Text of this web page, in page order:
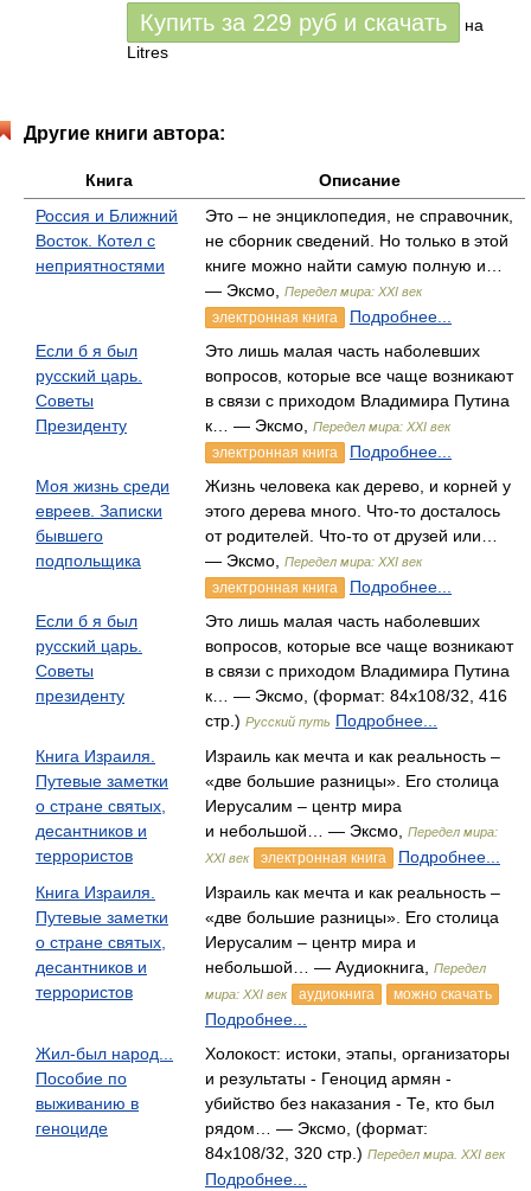
Купить за 229 руб и скачать
на
Litres
Другие книги автора:
Книга
Описание
Россия и Ближний
Восток. Котел с
неприятностями
Это – не энциклопедия, не справочник,
не сборник сведений. Но только в этой
книге можно найти самую полную и…
— Эксмо,
Передел мира: XXI век
электронная книга
Подробнее...
Если б я был
русский царь.
Советы
Президенту
Это лишь малая часть наболевших
вопросов, которые все чаще возникают
в связи с приходом Владимира Путина
к… — Эксмо,
Передел мира: XXI век
электронная книга
Подробнее...
Моя жизнь среди
евреев. Записки
бывшего
подпольщика
Жизнь человека как дерево, и корней у
этого дерева много. Что-то досталось
от родителей. Что-то от друзей или…
— Эксмо,
Передел мира: XXI век
электронная книга
Подробнее...
Если б я был
русский царь.
Советы
президенту
Это лишь малая часть наболевших
вопросов, которые все чаще возникают
в связи с приходом Владимира Путина
к… — Эксмо, (формат: 84x108/32, 416
стр.) Русский путь Подробнее...
Книга Израиля.
Путевые заметки
о стране святых,
десантников и
террористов
Израиль как мечта и как реальность –
«две большие разницы». Его столица
Иерусалим – центр мира
и небольшой… — Эксмо,
Передел мира:
XXI век
электронная книга
Подробнее...
Книга Израиля.
Путевые заметки
о стране святых,
десантников и
террористов
Израиль как мечта и как реальность –
«две большие разницы». Его столица
Иерусалим – центр мира и
небольшой… — Аудиокнига,
Передел
мира: XXI век
аудиокнига можно скачать
Подробнее...
Жил-был народ...
Пособие по
выживанию в
геноциде
Холокост: истоки, этапы, организаторы
и результаты - Геноцид армян -
убийство без наказания - Те, кто был
рядом… — Эксмо, (формат:
84x108/32, 320 стр.) Передел мира. XXI век
Подробнее...